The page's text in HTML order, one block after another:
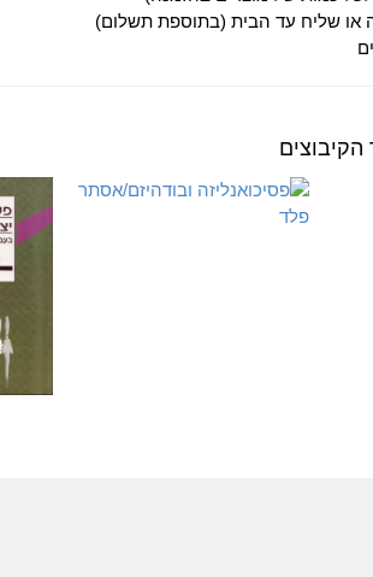
או שליח עד הבית (בתוספת תשלום)
הקיבוצים